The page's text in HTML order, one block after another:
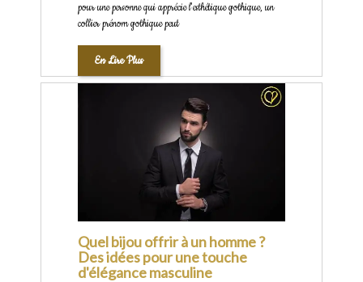
pour une personne qui apprécie l'esthétique gothique, un
collier prénom gothique peut
En Lire Plus
Quel bijou offrir à un homme ?
Des idées pour une touche
d'élégance masculine